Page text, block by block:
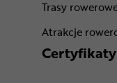
Trasy
Atrakcje
Certyfikaty